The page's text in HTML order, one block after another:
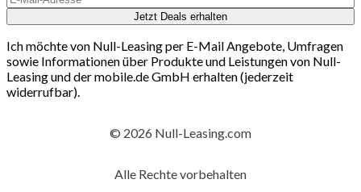
Jetzt Deals erhalten
Ich möchte von Null-Leasing per E-Mail Angebote, Umfragen
sowie Informationen über Produkte und Leistungen von Null-
Leasing und der mobile.de GmbH erhalten (jederzeit
widerrufbar).
© 2026 Null-Leasing.com
Alle Rechte vorbehalten